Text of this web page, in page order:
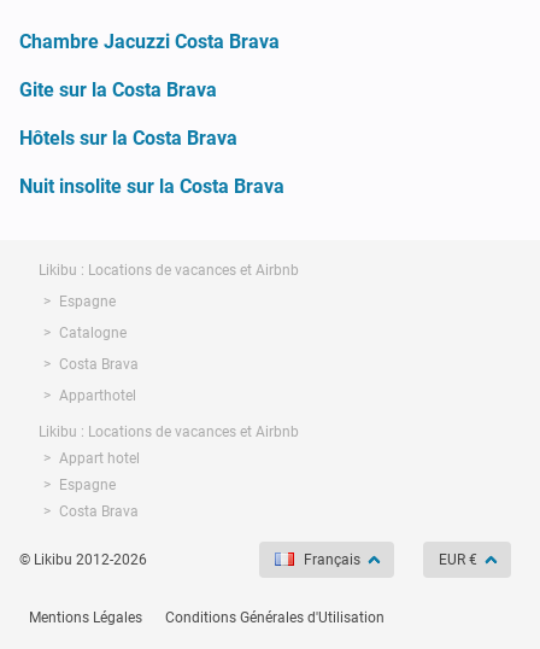
Chambre Jacuzzi Costa Brava
Gite sur la Costa Brava
Hôtels sur la Costa Brava
Nuit insolite sur la Costa Brava
Likibu : Locations de vacances et Airbnb
Espagne
Catalogne
Costa Brava
Apparthotel
Likibu : Locations de vacances et Airbnb
Appart hotel
Espagne
Costa Brava
© Likibu 2012-2026 Français EUR €
Mentions Légales Conditions Générales d'Utilisation